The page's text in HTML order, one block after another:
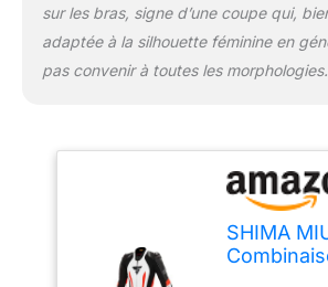
sécurité.
sur les bras, signe d’une coupe qui,
adaptée à la silhouette féminine en
pas convenir à toutes les morphologies.
SHIMA